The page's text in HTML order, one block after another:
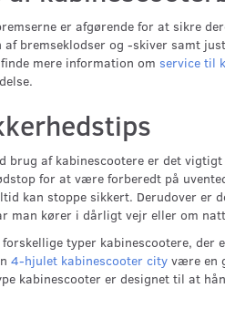
er afgørende for at sikre
bremseklodser og -skiver samt
mere information om service til
brug af kabinescootere er det
for at være forberedt på
kan stoppe sikkert. Derudover er
man kører i dårligt vejr eller om
typer kabinescootere,
4-hjulet kabinescooter cityvære en
kabinescooter er designet til at